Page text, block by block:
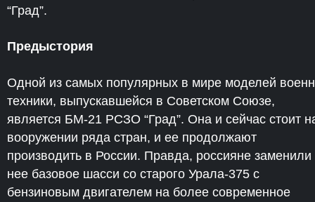
“Град”.
Предыстория
Одной из самых популярных в мире моделей
техники, выпускавшейся в Советском Союзе,
является БМ-21 РСЗО “Град”. Она и сейчас стоит
вооружении ряда стран, и ее продолжают
производить в России. Правда, россияне заменили
нее базовое шасси со старого Урала-375 с
бензиновым двигателем на более современное